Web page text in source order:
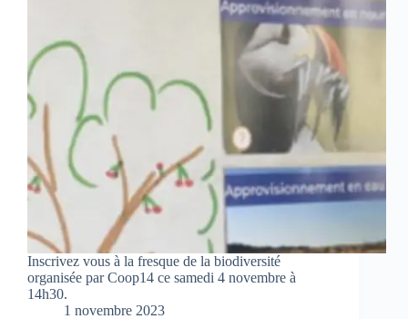
Inscrivez vous à la fresque de la biodiversité
organisée par Coop14 ce samedi 4 novembre à
14h30.
1 novembre 2023